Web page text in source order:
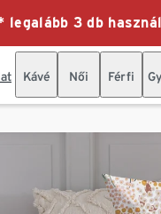
legalább 3 db
Kávé Női Férfi